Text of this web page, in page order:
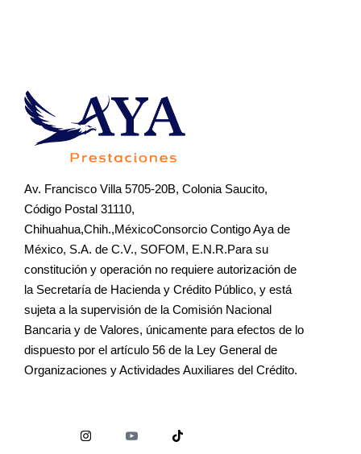
Av. Francisco Villa 5705-20B, Colonia Saucito,
Código Postal 31110,
Chihuahua,Chih.,MéxicoConsorcio Contigo Aya de
México, S.A. de C.V., SOFOM, E.N.R.Para su
constitución y operación no requiere autorización de
la Secretaría de Hacienda y Crédito Público, y está
sujeta a la supervisión de la Comisión Nacional
Bancaria y de Valores, únicamente para efectos de lo
dispuesto por el artículo 56 de la Ley General de
Organizaciones y Actividades Auxiliares del Crédito.